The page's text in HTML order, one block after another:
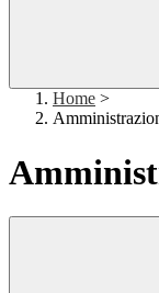
Home >